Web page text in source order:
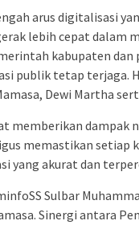
arus digitalisasi
lebih cepat dalam
kabupaten
publik tetap terjaga.
Dewi Martha
memberikan dampak
memastikan
yang akurat dan
Sulbar
Sinergi antara